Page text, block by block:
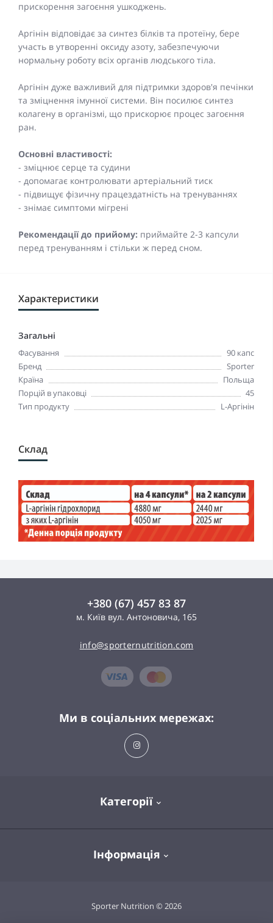
прискорення загоєння ушкоджень.
Аргінін відповідає за синтез білків та протеїну, бере
участь в утворенні оксиду азоту, забезпечуючи
нормальну роботу всіх органів людського тіла.
Аргінін дуже важливий для підтримки здоров'я печінки
та зміцнення імунної системи. Він посилює синтез
колагену в організмі, що прискорює процес загоєння
ран.
Основні властивості:
- зміцнює серце та судини
- допомагає контролювати артеріальний тиск
- підвищує фізичну працездатність на тренуваннях
- знімає симптоми мігрені
Рекомендації до прийому: приймайте 2-3 капсули
перед тренуванням і стільки ж перед сном.
Характеристики
Загальні
Фасування
90 капс
Бренд
Sporter
Країна
Польща
Порцій в упаковці
45
Тип продукту
L-Аргінін
Склад
+380 (67) 457 83 87
м. Київ вул. Антоновича, 165
info@sporternutrition.com
Категорії
Спортивне харчування
Інформація
Про магазин
Ми в соціальних мережах:
Sporter Nutrition © 2026